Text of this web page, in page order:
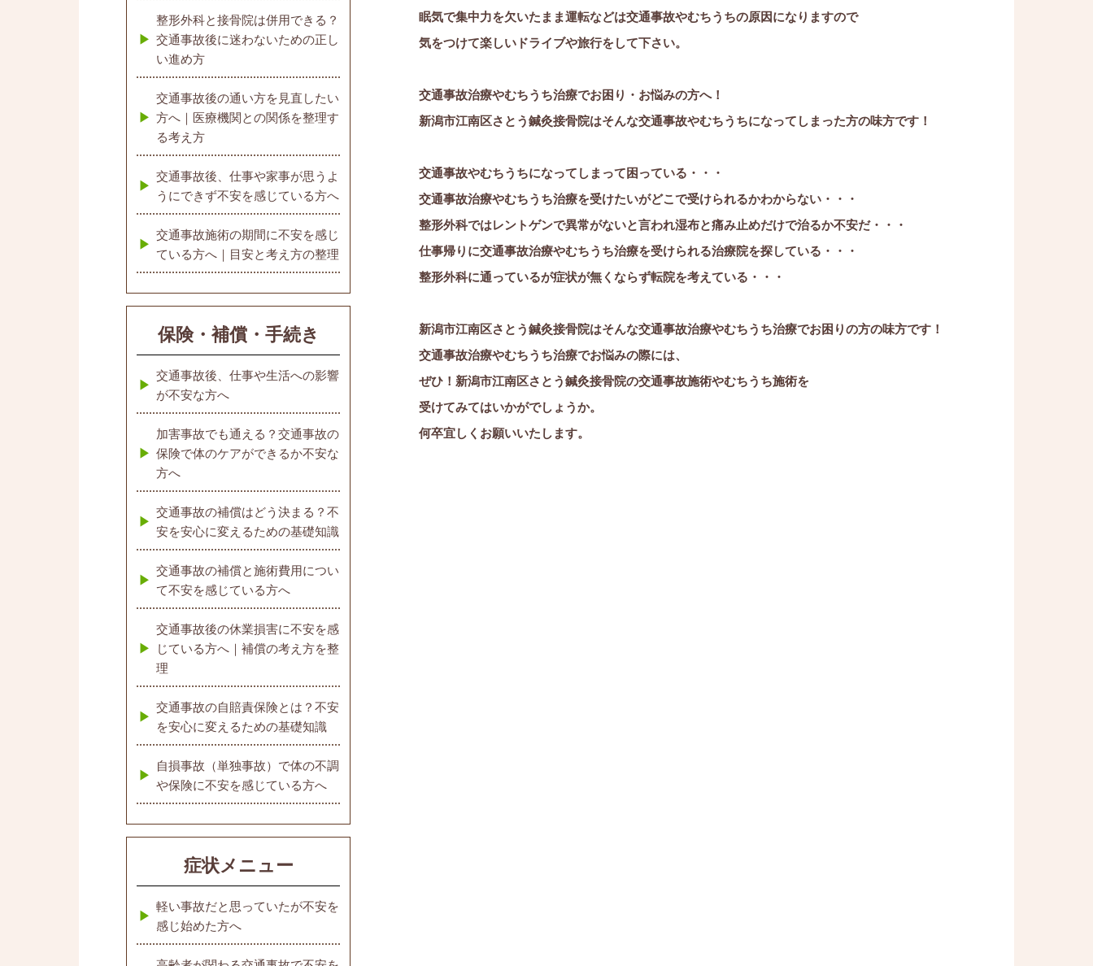
眠気で集中力を欠いたまま運転などは交通事故やむちうちの原因になりますので
気をつけて楽しいドライブや旅行をして下さい。
交通事故治療やむちうち治療でお困り・お悩みの方へ！
新潟市江南区さとう鍼灸接骨院はそんな交通事故やむちうちになってしまった方の味方です！
交通事故やむちうちになってしまって困っている・・・
交通事故治療やむちうち治療を受けたいがどこで受けられるかわからない・・・
整形外科ではレントゲンで異常がないと言われ湿布と痛み止めだけで治るか不安だ・・・
仕事帰りに交通事故治療やむちうち治療を受けられる治療院を探している・・・
整形外科に通っているが症状が無くならず転院を考えている・・・
新潟市江南区さとう鍼灸接骨院はそんな交通事故治療やむちうち治療でお困りの方の味方です！
交通事故治療やむちうち治療でお悩みの際には、
ぜひ！新潟市江南区さとう鍼灸接骨院の交通事故施術やむちうち施術を
受けてみてはいかがでしょうか。
何卒宜しくお願いいたします。
整形外科と接骨院は併用できる？
交通事故後に迷わないための正し
い進め方
交通事故後の通い方を見直したい
方へ｜医療機関との関係を整理す
る考え方
交通事故後、仕事や家事が思うよ
うにできず不安を感じている方へ
交通事故施術の期間に不安を感じ
ている方へ｜目安と考え方の整理
保険・補償・手続き
交通事故後、仕事や生活への影響
が不安な方へ
加害事故でも通える？交通事故の
保険で体のケアができるか不安な
方へ
交通事故の補償はどう決まる？不
安を安心に変えるための基礎知識
交通事故の補償と施術費用につい
て不安を感じている方へ
交通事故後の休業損害に不安を感
じている方へ｜補償の考え方を整
理
交通事故の自賠責保険とは？不安
を安心に変えるための基礎知識
自損事故（単独事故）で体の不調
や保険に不安を感じている方へ
症状メニュー
軽い事故だと思っていたが不安を
感じ始めた方へ